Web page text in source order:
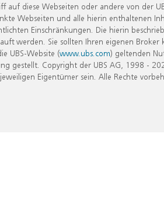
diese Webseiten oder andere von der
Webseiten und alle hierin enthaltenen
Einschränkungen. Die hierin
werden. Sie sollten Ihren eigenen
UBS-Website (www.ubs.com) geltenden
Copyright der UBS AG, 1998 -
Eigentümer sein. Alle Rechte